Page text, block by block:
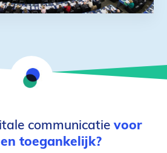
communicatie voor
toegankelijk?